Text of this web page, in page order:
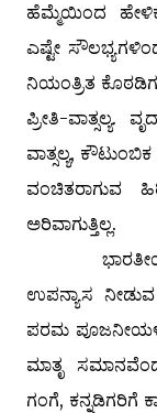
ಹೆಮ್ಮೆಯಿಂದ
ಎಷ್ಟೇ
ನಿಯಂತ್ರಿತ
ಪ್ರೀತಿ-ವಾತ್ಸಲ್ಯ.
ವಾತ್ಸಲ್ಯ,
ವಂಚಿತರಾಗುವ
ಅರಿವಾಗುತ್ತಿಲ್ಲ.
ಭಾರತೀಯ
ಉಪನ್ಯಾಸ
ಪರಮ
ಮಾತೃ
ಗಂಗೆ, ಕನ್ನಡಿಗರಿಗೆ